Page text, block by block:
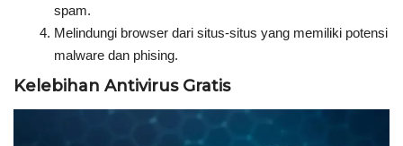
spam.
Melindungi browser dari situs-situs yang memiliki potensi
malware dan phising.
Kelebihan Antivirus Gratis